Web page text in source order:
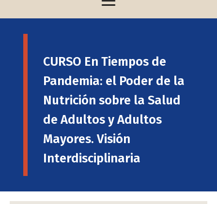
CURSO En Tiempos de
Pandemia: el Poder de la
Nutrición sobre la Salud
de Adultos y Adultos
Mayores. Visión
Interdisciplinaria